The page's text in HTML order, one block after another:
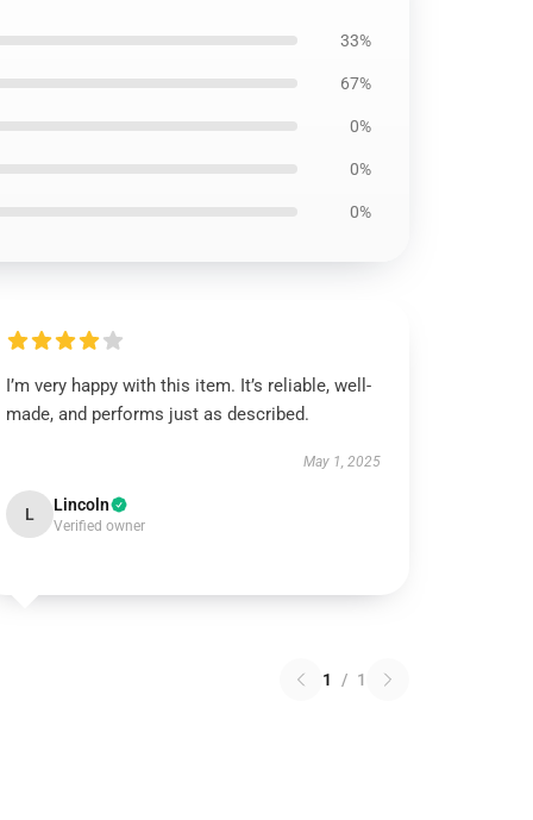
33%
67%
0%
0%
0%
I’m very happy with this item. It’s reliable, well-
made, and performs just as described.
May 1, 2025
L Lincoln
Verified owner
1 / 1